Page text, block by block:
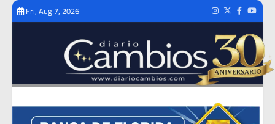
Skip
Fri, Aug 7, 2026 Instagram
TwitterFacebook